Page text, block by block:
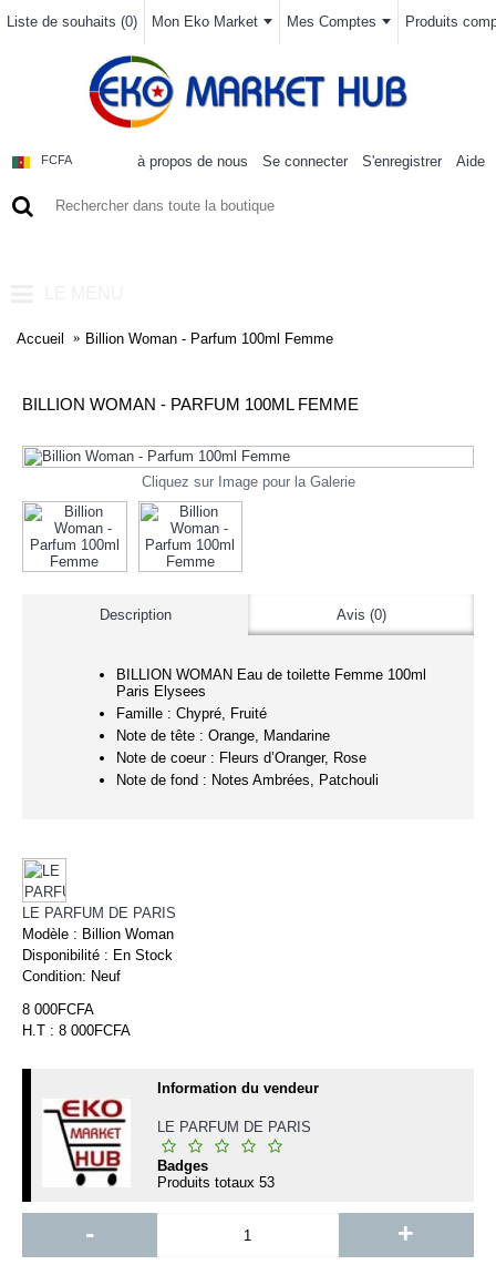
Liste de souhaits (0) Mon Eko Market Mes Comptes Produits
FCFA à propos de nous Se connecter S'enregistrer Aide
Accueil Billion Woman - Parfum 100ml Femme
BILLION WOMAN - PARFUM 100ML FEMME
Cliquez sur Image pour la Galerie
Description Avis (0)
BILLION WOMAN Eau de toilette Femme 100ml
Paris Elysees
Famille : Chypré, Fruité
Note de tête : Orange, Mandarine
Note de coeur : Fleurs d’Oranger, Rose
Note de fond : Notes Ambrées, Patchouli
LE PARFUM DE PARIS
Modèle : Billion Woman
Disponibilité : En Stock
Condition: Neuf
8 000FCFA
H.T : 8 000FCFA
Information du vendeur
LE PARFUM DE PARIS
Badges
Produits totaux 53
- +